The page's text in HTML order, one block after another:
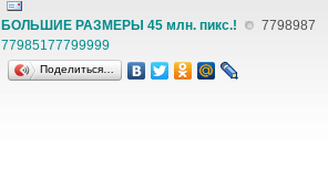
БОЛЬШИЕ РАЗМЕРЫ 45 млн. пикс.!
7798987
77985177799999
Поделиться…